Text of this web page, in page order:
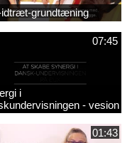
idtræt-grundtæning
07:45
i
- vesion
01:43